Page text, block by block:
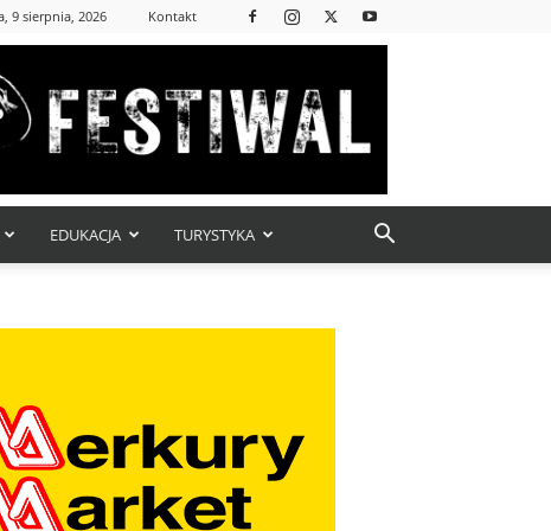
9 sierpnia, 2026 Kontakt
EDUKACJA TURYSTYKA